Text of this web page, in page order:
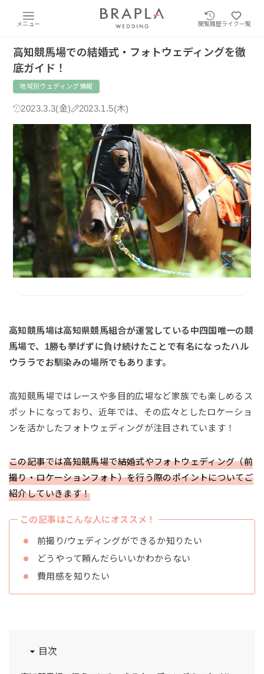
メニュー 閲覧履歴ライク一覧
高知競馬場での結婚式・フォトウェディングを徹
底ガイド！
地域別ウェディング情報
2023.3.3(金) 2023.1.5(木)
高知競馬場は高知県競馬組合が運営している中四国唯一の競
馬場で、1勝も挙げずに負け続けたことで有名になったハル
ウララでお馴染みの場所でもあります。
高知競馬場ではレースや多目的広場など家族でも楽しめるス
ポットになっており、近年では、その広々としたロケーショ
ンを活かしたフォトウェディングが注目されています！
この記事では高知競馬場で結婚式やフォトウェディング（前
撮り・ロケーションフォト）を行う際のポイントについてご
紹介していきます！
この記事はこんな人にオススメ！
前撮り/ウェディングができるか知りたい
どうやって頼んだらいいかわからない
費用感を知りたい
目次